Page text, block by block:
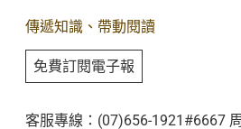
Ⅲ-附錄 -
查詢訂單
人間衛視
傳遞知識、帶動閱讀
免費訂閱電子報
客服專線：(07)656-1921#6667